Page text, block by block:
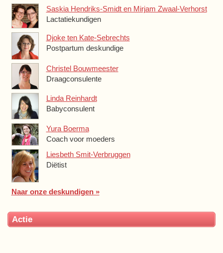
Saskia Hendriks-Smidt en Mirjam Zwaal-Verhorst
Lactatiekundigen
Djoke ten Kate-Sebrechts
Postpartum deskundige
Christel Bouwmeester
Draagconsulente
Linda Reinhardt
Babyconsulent
Yura Boerma
Coach voor moeders
Liesbeth Smit-Verbruggen
Diëtist
Naar onze deskundigen »
Actie